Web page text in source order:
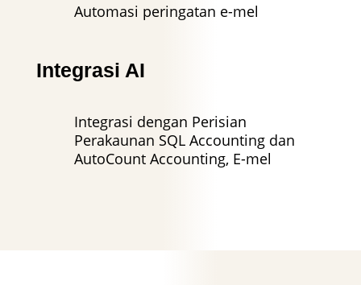
Automasi peringatan e-mel
Integrasi AI
Integrasi dengan Perisian
Perakaunan SQL Accounting dan
AutoCount Accounting, E-mel